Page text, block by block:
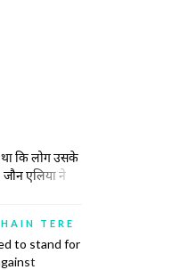
कि लोग उसके
एलिया ने
रोया तो
TERE
to stand for